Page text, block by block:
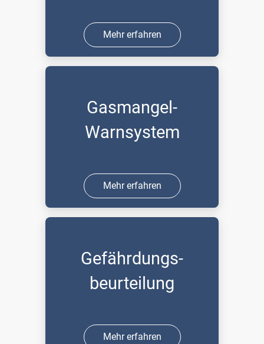
Mehr erfahren
Gasmangel-
Warnsystem
Mehr erfahren
Gefährdungs-
beurteilung
Mehr erfahren